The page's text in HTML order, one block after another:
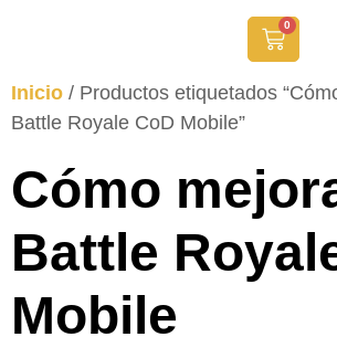
0
Inicio / Productos etiquetados
Battle Royale CoD Mobile”
Cómo
Battle
Mobile